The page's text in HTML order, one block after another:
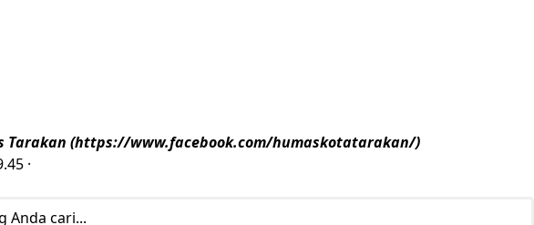
Tarakan (https://www.facebook.com/humaskotatarakan/)
·
Anda cari...